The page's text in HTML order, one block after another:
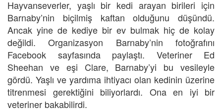
Hayvanseverler, yaşlı bir kedi arayan birileri için
Barnaby’nin biçilmiş kaftan olduğunu düşündü.
Ancak yine de kediye bir ev bulmak hiç de kolay
değildi. Organizasyon Barnaby’nin fotoğrafını
Facebook sayfasında paylaştı. Veteriner Ed
Sheehan ve eşi Clare, Barnaby’yi bu vesileyle
gördü. Yaşlı ve yardıma ihtiyacı olan kedinin üzerine
titrenmesi gerektiğini biliyorlardı. Ona en iyi bir
veteriner bakabilirdi.